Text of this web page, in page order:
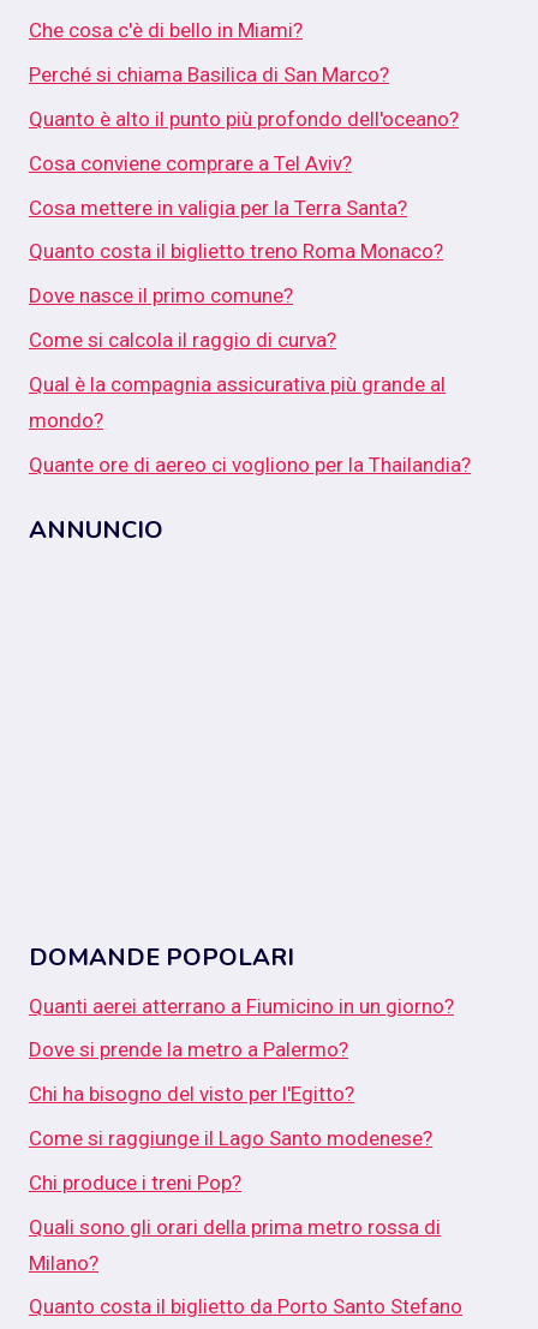
Che cosa c'è di bello in Miami?
Perché si chiama Basilica di San Marco?
Quanto è alto il punto più profondo dell'oceano?
Cosa conviene comprare a Tel Aviv?
Cosa mettere in valigia per la Terra Santa?
Quanto costa il biglietto treno Roma Monaco?
Dove nasce il primo comune?
Come si calcola il raggio di curva?
Qual è la compagnia assicurativa più grande al
mondo?
Quante ore di aereo ci vogliono per la Thailandia?
ANNUNCIO
DOMANDE POPOLARI
Quanti aerei atterrano a Fiumicino in un giorno?
Dove si prende la metro a Palermo?
Chi ha bisogno del visto per l'Egitto?
Come si raggiunge il Lago Santo modenese?
Chi produce i treni Pop?
Quali sono gli orari della prima metro rossa di
Milano?
Quanto costa il biglietto da Porto Santo Stefano